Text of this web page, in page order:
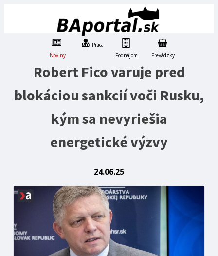
Noviny
Práca
Podnájom
Prevádzky
Robert Fico varuje pred
blokáciou sankcií voči Rusku,
kým sa nevyriešia
energetické výzvy
24.06.25